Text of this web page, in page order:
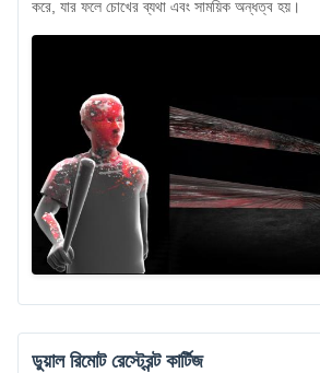
করে, যার ফলে চোখের ব্যথা এবং সাময়িক অন্ধত্ব হয়।
ডুয়াল রিমোট রেস্ট্রেন্ট কার্টিজ